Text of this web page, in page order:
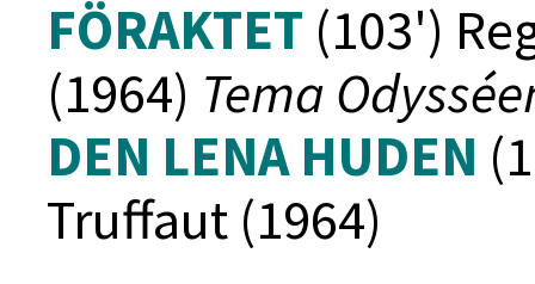
FÖRAKTET (103')
(1964) Tema
DEN LENA HUDEN
Truffaut (1964)